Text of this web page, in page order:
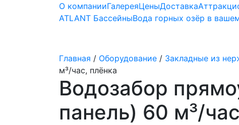
О компанииГалереяЦеныДоставка
ATLANT БассейныВода горных озёр в
Главная / Оборудование / Закладные из
м³/час, плёнка
Водозабор
панель) 60 м³/